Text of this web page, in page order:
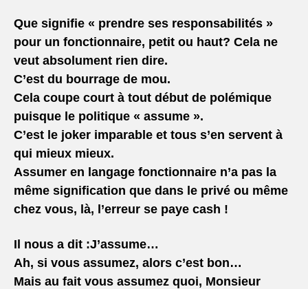
Que signifie « prendre ses responsabilités »
pour un fonctionnaire, petit ou haut? Cela ne
veut absolument rien dire.
C’est du bourrage de mou.
Cela coupe court à tout début de polémique
puisque le politique « assume ».
C’est le joker imparable et tous s’en servent à
qui mieux mieux.
Assumer en langage fonctionnaire n’a pas la
même signification que dans le privé ou même
chez vous, là, l’erreur se paye cash !
Il nous a dit :J’assume…
Ah, si vous assumez, alors c’est bon…
Mais au fait vous assumez quoi, Monsieur